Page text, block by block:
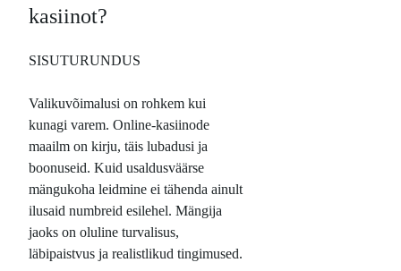
kasiinot?
SISUTURUNDUS
Valikuvõimalusi on rohkem kui
kunagi varem. Online-kasiinode
maailm on kirju, täis lubadusi ja
boonuseid. Kuid usaldusväärse
mängukoha leidmine ei tähenda ainult
ilusaid numbreid esilehel. Mängija
jaoks on oluline turvalisus,
läbipaistvus ja realistlikud tingimused.